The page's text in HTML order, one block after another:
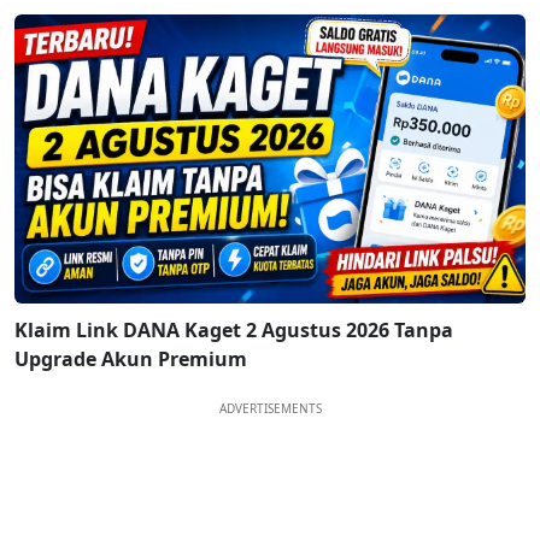
Klaim Link DANA Kaget 2 Agustus 2026 Tanpa
Upgrade Akun Premium
ADVERTISEMENTS